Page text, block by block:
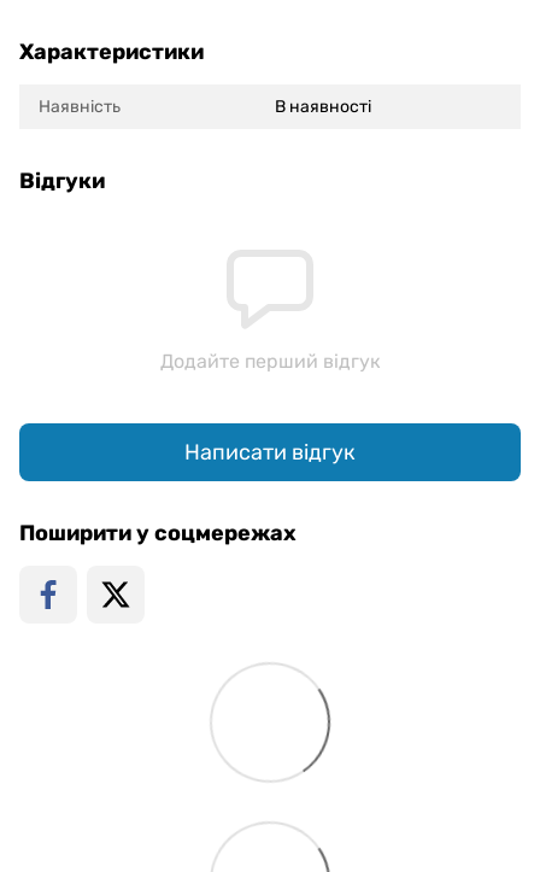
Характеристики
Наявність В наявності
Відгуки
Додайте перший відгук
Написати відгук
Поширити у соцмережах